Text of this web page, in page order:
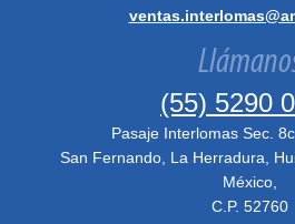
(55) 5290
Pasaje Interlomas Sec.
San Fernando, La Herradura,
México,
C.P. 52760